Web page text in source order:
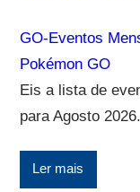
GO-Eventos
Pokémon GO
Eis a lista de
para Agosto 2026.
Ler mais